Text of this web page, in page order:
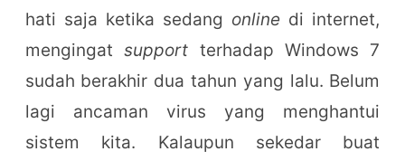
hati saja ketika sedang online di internet,
mengingatsupport terhadap Windows 7
sudah berakhir dua tahun yang lalu. Belum
lagi ancaman virus yang menghantui
sistem kita. Kalaupun sekedar buat